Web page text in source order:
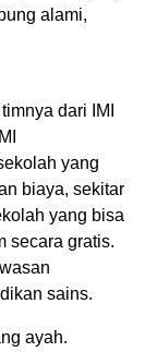
alami,
dari IMI
yang
biaya, sekitar
yang bisa
secara gratis.
sains.
ayah.